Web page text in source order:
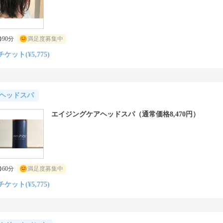
90分 満足度募集中
ケット(¥5,775)
ッドスパ
エイジングケアヘッドスパ（通常価格8,470円）
60分 満足度募集中
ケット(¥5,775)